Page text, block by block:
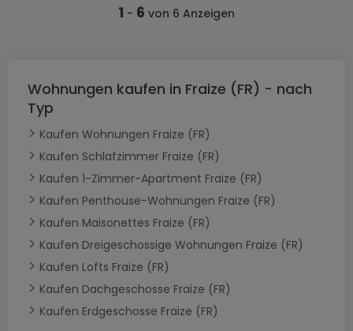
1 - 6 von 6 Anzeigen
Wohnungen kaufen in Fraize (FR) - nach
Typ
Kaufen Wohnungen Fraize (FR)
Kaufen Schlafzimmer Fraize (FR)
Kaufen 1-Zimmer-Apartment Fraize (FR)
Kaufen Penthouse-Wohnungen Fraize (FR)
Kaufen Maisonettes Fraize (FR)
Kaufen Dreigeschossige Wohnungen Fraize (FR)
Kaufen Lofts Fraize (FR)
Kaufen Dachgeschosse Fraize (FR)
Kaufen Erdgeschosse Fraize (FR)